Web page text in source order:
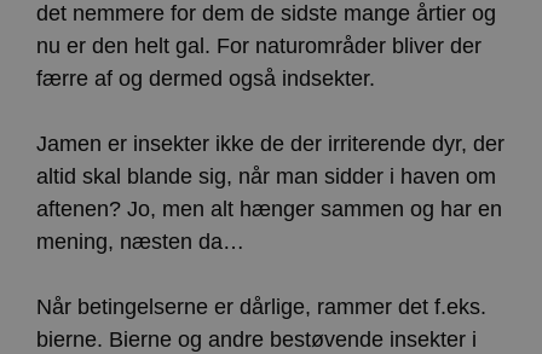
det nemmere for dem de sidste mange årtier og
nu er den helt gal. For naturområder bliver der
færre af og dermed også indsekter.
Jamen er insekter ikke de der irriterende dyr, der
altid skal blande sig, når man sidder i haven om
aftenen? Jo, men alt hænger sammen og har en
mening, næsten da…
Når betingelserne er dårlige, rammer det f.eks.
bierne. Bierne og andre bestøvende insekter i